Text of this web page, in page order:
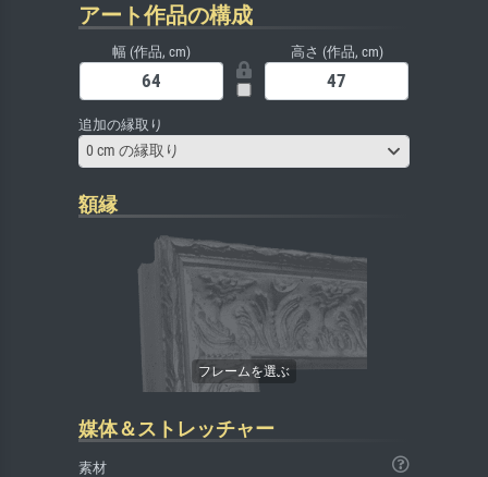
アート作品の構成
幅 (作品, cm) 高さ (作品, cm)
追加の縁取り
0 cm の縁取り
額縁
媒体＆ストレッチャー
素材